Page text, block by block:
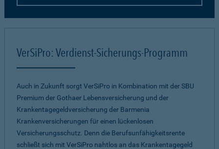
VerSiPro: Verdienst-Sicherungs-Programm
Auch in Zukunft sorgt VerSiPro in Kombination mit der SBU
Premium der Gothaer Lebensversicherung und der
Krankentagegeldversicherung der Barmenia
Krankenversicherungen für einen lückenlosen
Versicherungsschutz. Denn die Berufsunfähigkeitsrente
schließt sich mit VerSiPro nahtlos an das Krankentagegeld